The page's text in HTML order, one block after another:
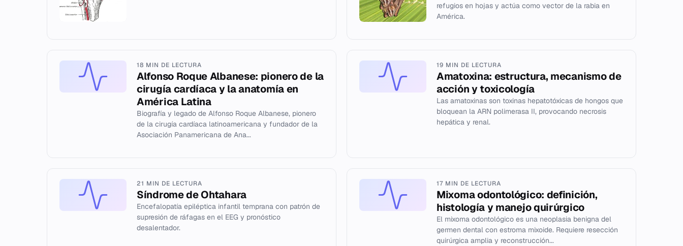
refugios en hojas y actúa como vector de la rabia en
América.
18 MIN DE LECTURA
Alfonso Roque Albanese: pionero de la
cirugía cardíaca y la anatomía en
América Latina
Biografía y legado de Alfonso Roque Albanese, pionero
de la cirugía cardíaca latinoamericana y fundador de la
Asociación Panamericana de Ana...
19 MIN DE LECTURA
Amatoxina: estructura, mecanismo de
acción y toxicología
Las amatoxinas son toxinas hepatotóxicas de hongos que
bloquean la ARN polimerasa II, provocando necrosis
hepática y renal.
21 MIN DE LECTURA
Síndrome de Ohtahara
Encefalopatía epiléptica infantil temprana con patrón de
supresión de ráfagas en el EEG y pronóstico
desalentador.
17 MIN DE LECTURA
Mixoma odontológico: definición,
histología y manejo quirúrgico
El mixoma odontológico es una neoplasia benigna del
germen dental con estroma mixoide. Requiere resección
quirúrgica amplia y reconstrucción...